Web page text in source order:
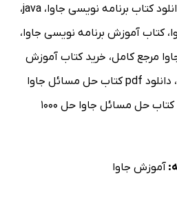
کتاب برنامه نویسی جاوا، java،
،کتاب آموزش برنامه نویسی جاوا،
مرجع کامل، خرید کتاب آموزش
،
دانلود pdf کتاب حل مسائل جاوا
کتاب حل مسائل جاوا حل 1000
آموزش جاوا